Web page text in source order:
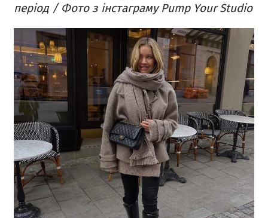
період / Фото з інстаграму Pump Your Studio